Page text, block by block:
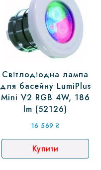
Світлодіодна лампа
для басейну LumiPlus
Mini V2 RGB 4W, 186
lm (52126)
16 569₴
Купити